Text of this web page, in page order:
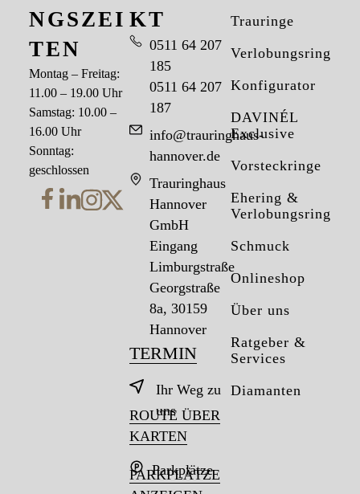
Trauringe
Verlobungsringe
Konfigurator
DAVINÉL
Exclusive
Vorsteckringe
Ehering &
Verlobungsring
Schmuck
Onlineshop
Über uns
Ratgeber &
Services
Diamanten
KT
0511 64 207
185
0511 64 207
187
info@trauringhaus-
hannover.de
Trauringhaus
Hannover
GmbH
Eingang
Limburgstraße
Georgstraße
8a, 30159
Hannover
TERMIN
Ihr Weg zu
uns
ROUTE ÜBER
KARTEN
Parkplätze
PARKPLÄTZE
NGSZEI
TEN
Montag – Freitag:
11.00 – 19.00 Uhr
Samstag: 10.00 –
16.00 Uhr
Sonntag:
geschlossen